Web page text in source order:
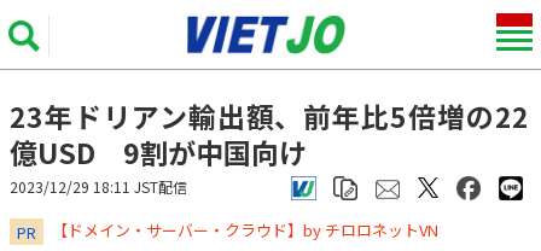
23年ドリアン輸出額、前年比5倍増の22
億USD 9割が中国向け
2023/12/29 18:11 JST配信
PR ​​​​​​​【ドメイン・サーバー・クラウド】by チロロネットVN